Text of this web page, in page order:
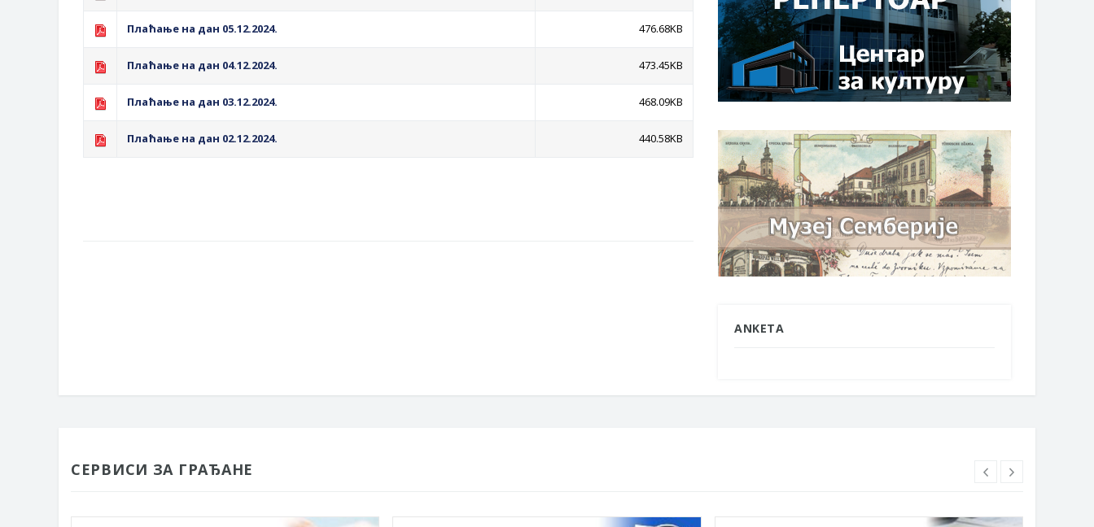
Плаћање на дан 05.12.2024. 476.68KB
Плаћање на дан 04.12.2024. 473.45KB
Плаћање на дан 03.12.2024. 468.09KB
Плаћање на дан 02.12.2024. 440.58KB
ANKETA
СЕРВИСИ ЗА ГРАЂАНЕ